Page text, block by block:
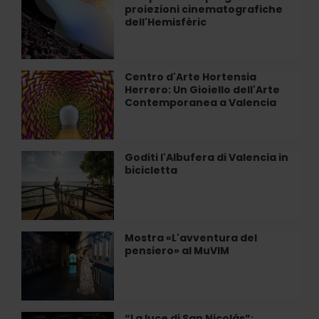
Santos
Juanes
a
proiezioni cinematografiche
dell'Hemisfèric
perderti
il
programma
di
proiezioni
cinematografiche
dell'Hemisfèric
Centro d'Arte Hortensia
Herrero: Un Gioiello dell'Arte
Contemporanea a Valencia
Centro
d'Arte
Hortensia
Herrero:
Un
Gioiello
Contemporanea
a
Valencia
Goditi l'Albufera di Valencia in
bicicletta
di
Valencia
in
bicicletta
Mostra «L'avventura del
pensiero» al MuVIM
Mostra
«L'avventura
al
MuVIM